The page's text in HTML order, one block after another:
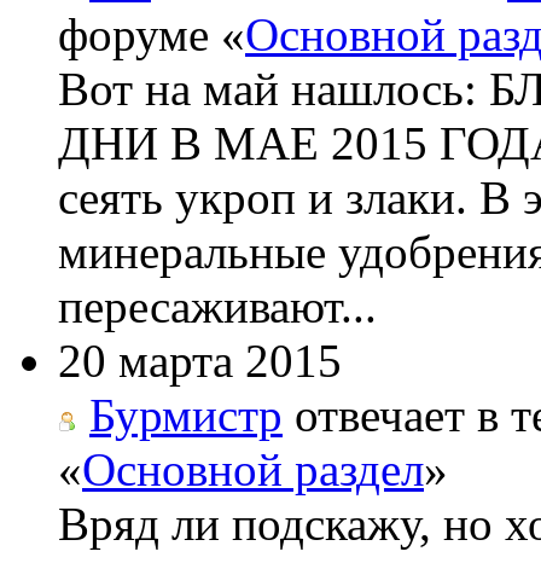
форуме «Основной
Вот на май
ДНИ В МАЕ 2015 ГОДА
сеять укроп и злаки. В
минеральные
пересаживают...
20 марта 2015
Бурмистр отвечает в
«Основной раздел»
Вряд ли подскажу, но